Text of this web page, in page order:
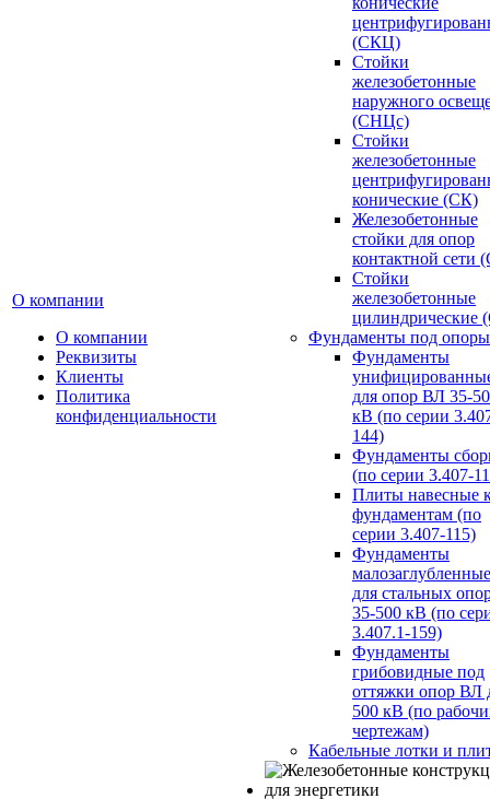
О компании
О компании
Реквизиты
Клиенты
Политика
конфиденциальности
(СКЦ)
Стойки
железобетонные
наружного
(СНЦс)
Стойки
железобетонные
конические (СК)
Железобетонные
стойки для опор
контактной сети
Стойки
железобетонные
цилиндрические
Фундаменты под опоры
Фундаменты
для опор ВЛ 35-
кВ (по серии
144)
Фундаменты
(по серии 3.407-
Плиты навесные
фундаментам (по
серии 3.407-115)
Фундаменты
малозаглубленные
для стальных
35-500 кВ (по
3.407.1-159)
Фундаменты
грибовидные под
оттяжки опор ВЛ
500 кВ (по
чертежам)
Кабельные лотки и